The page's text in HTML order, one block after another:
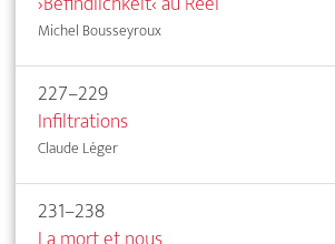
Michel Bousseyroux
227–229
Infiltrations
Claude Léger
231–238